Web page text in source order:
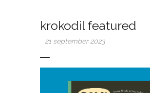
krokodil featured
21 september 2023